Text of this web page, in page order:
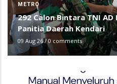
METRO
292 Calon Bintara TNI
Panitia Daerah Kendari
09 Aug 26/0 comments